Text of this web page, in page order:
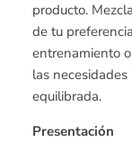
producto.
de tu
entrenamiento
las
equilibrada.
Presentación